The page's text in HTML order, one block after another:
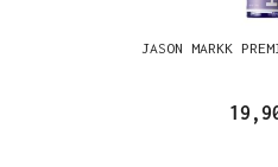
JASON MARKK